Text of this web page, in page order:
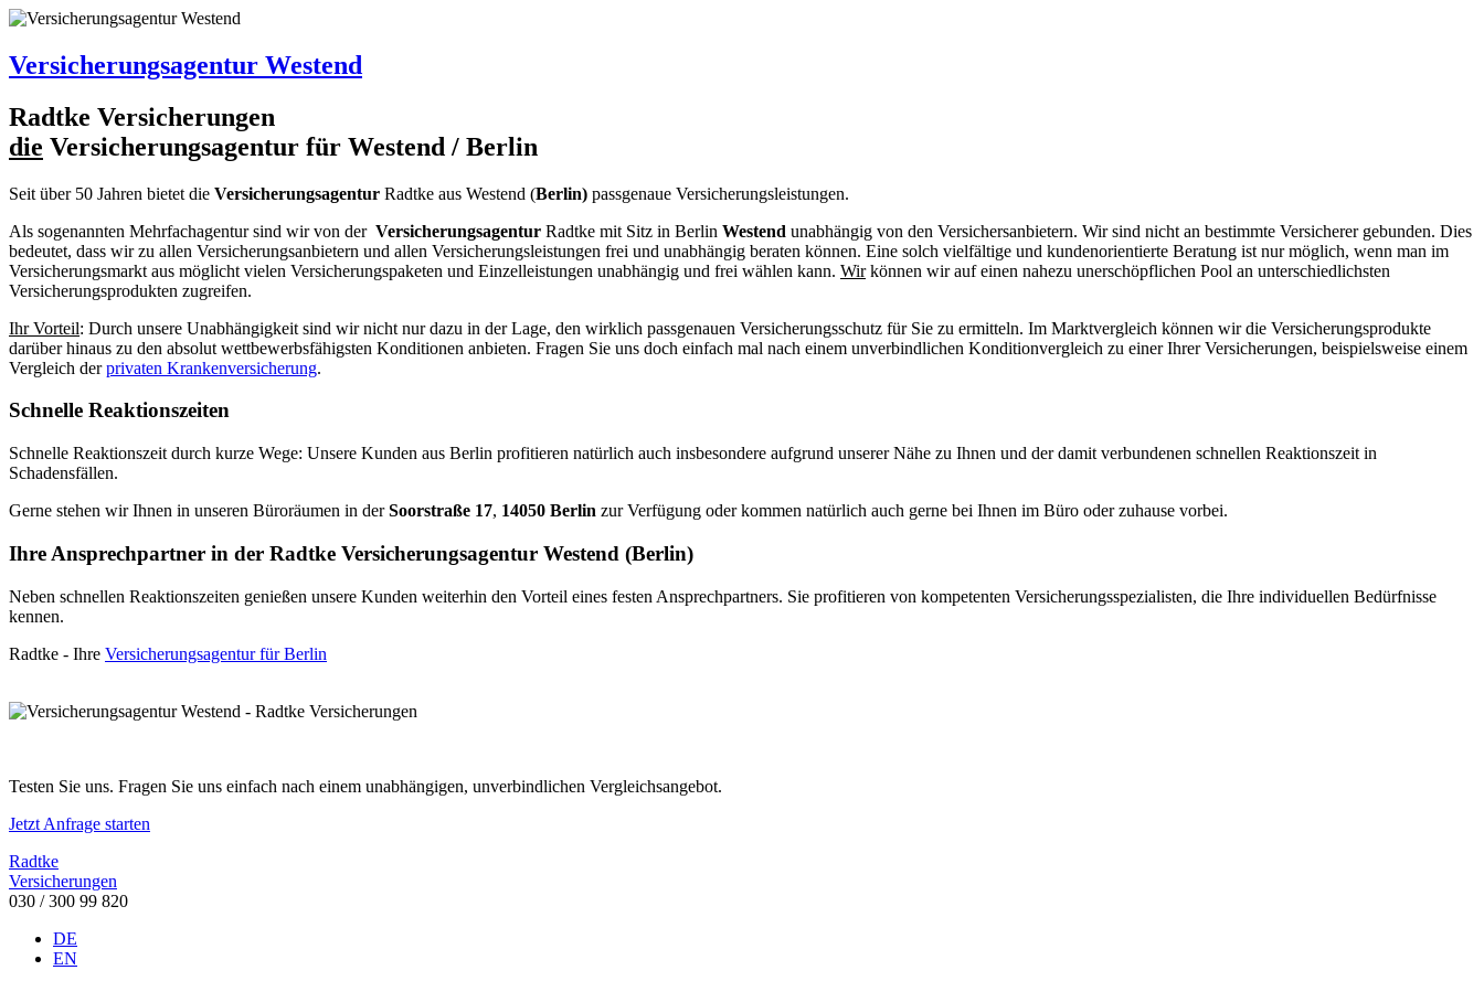
Versicherungsagentur Westend
Radtke Versicherungen
die Versicherungsagentur für Westend / Berlin
Seit über 50 Jahren bietet die Versicherungsagentur Radtke aus Westend (Berlin) passgenaue Versicherungsleistungen.
Als sogenannten Mehrfachagentur sind wir von der Versicherungsagentur Radtke mit Sitz in Berlin Westend unabhängig von den Versichersanbietern. Wir sind nicht an bestimmte Versicherer gebunden. Dies
bedeutet, dass wir zu allen Versicherungsanbietern und allen Versicherungsleistungen frei und unabhängig beraten können. Eine solch vielfältige und kundenorientierte Beratung ist nur möglich, wenn man im
Versicherungsmarkt aus möglicht vielen Versicherungspaketen und Einzelleistungen unabhängig und frei wählen kann. Wirkönnen wir auf einen nahezu unerschöpflichen Pool an unterschiedlichsten
Versicherungsprodukten zugreifen.
Ihr Vorteil: Durch unsere Unabhängigkeit sind wir nicht nur dazu in der Lage, den wirklich passgenauen Versicherungsschutz für Sie zu ermitteln. Im Marktvergleich können wir die Versicherungsprodukte
darüber hinaus zu den absolut wettbewerbsfähigsten Konditionen anbieten. Fragen Sie uns doch einfach mal nach einem unverbindlichen Konditionvergleich zu einer Ihrer Versicherungen, beispielsweise einem
Vergleich derprivaten Krankenversicherung.
Schnelle Reaktionszeiten
Schnelle Reaktionszeit durch kurze Wege: Unsere Kunden aus Berlin profitieren natürlich auch insbesondere aufgrund unserer Nähe zu Ihnen und der damit verbundenen schnellen Reaktionszeit in
Schadensfällen.
Gerne stehen wir Ihnen in unseren Büroräumen in derSoorstraße 17, 14050 Berlin zur Verfügung oder kommen natürlich auch gerne bei Ihnen im Büro oder zuhause vorbei.
Ihre Ansprechpartner in der Radtke Versicherungsagentur Westend (Berlin)
Neben schnellen Reaktionszeiten genießen unsere Kunden weiterhin den Vorteil eines festen Ansprechpartners. Sie profitieren von kompetenten Versicherungsspezialisten, die Ihre individuellen Bedürfnisse
kennen.
Radtke - Ihre Versicherungsagentur für Berlin
Testen Sie uns. Fragen Sie uns einfach nach einem unabhängigen, unverbindlichen Vergleichsangebot.
Jetzt Anfrage starten
Radtke
Versicherungen
030 / 300 99 820
DE
EN